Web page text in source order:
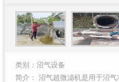
类别：沼气设备
简介： 沼气超微滤机是用于沼